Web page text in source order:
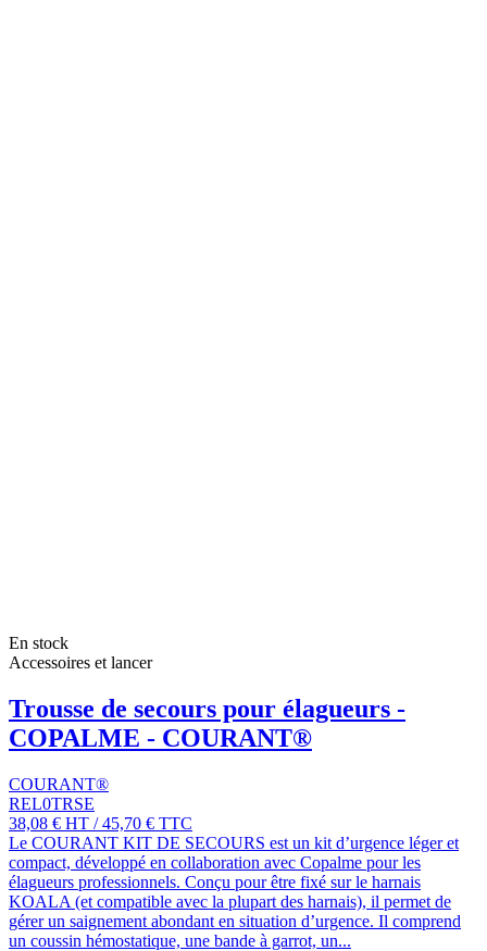
En stock
Accessoires et lancer
Trousse de secours pour élagueurs -
COPALME - COURANT®
COURANT®
REL0TRSE
38,08 € HT /45,70 € TTC
Le COURANT KIT DE SECOURS est un kit d’urgence léger et
compact, développé en collaboration avec Copalme pour les
élagueurs professionnels. Conçu pour être fixé sur le harnais
KOALA (et compatible avec la plupart des harnais), il permet de
gérer un saignement abondant en situation d’urgence. Il comprend
un coussin hémostatique, une bande à garrot, un...